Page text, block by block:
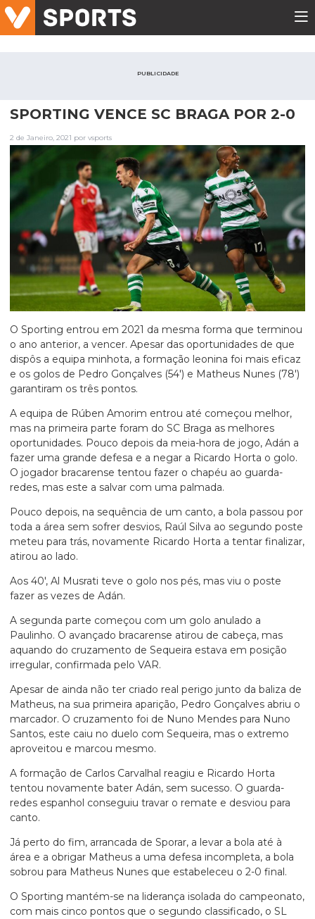
PUBLICIDADE
SPORTING VENCE SC BRAGA POR 2-0
2 de Janeiro, 2021 por vsports
O Sporting entrou em 2021 da mesma forma que terminou
o ano anterior, a vencer. Apesar das oportunidades de que
dispôs a equipa minhota, a formação leonina foi mais eficaz
e os golos de Pedro Gonçalves (54′) e Matheus Nunes (78′)
garantiram os três pontos.
A equipa de Rúben Amorim entrou até começou melhor,
mas na primeira parte foram do SC Braga as melhores
oportunidades. Pouco depois da meia-hora de jogo, Adán a
fazer uma grande defesa e a negar a Ricardo Horta o golo.
O jogador bracarense tentou fazer o chapéu ao guarda-
redes, mas este a salvar com uma palmada.
Pouco depois, na sequência de um canto, a bola passou por
toda a área sem sofrer desvios, Raúl Silva ao segundo poste
meteu para trás, novamente Ricardo Horta a tentar finalizar,
atirou ao lado.
Aos 40′, Al Musrati teve o golo nos pés, mas viu o poste
fazer as vezes de Adán.
A segunda parte começou com um golo anulado a
Paulinho. O avançado bracarense atirou de cabeça, mas
aquando do cruzamento de Sequeira estava em posição
irregular, confirmada pelo VAR.
Apesar de ainda não ter criado real perigo junto da baliza de
Matheus, na sua primeira aparição, Pedro Gonçalves abriu o
marcador. O cruzamento foi de Nuno Mendes para Nuno
Santos, este caiu no duelo com Sequeira, mas o extremo
aproveitou e marcou mesmo.
A formação de Carlos Carvalhal reagiu e Ricardo Horta
tentou novamente bater Adán, sem sucesso. O guarda-
redes espanhol conseguiu travar o remate e desviou para
canto.
Já perto do fim, arrancada de Sporar, a levar a bola até à
área e a obrigar Matheus a uma defesa incompleta, a bola
sobrou para Matheus Nunes que estabeleceu o 2-0 final.
O Sporting mantém-se na liderança isolada do campeonato,
com mais cinco pontos que o segundo classificado, o SL